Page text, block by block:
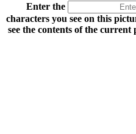
Enter the
characters you see on this
see the contents of the